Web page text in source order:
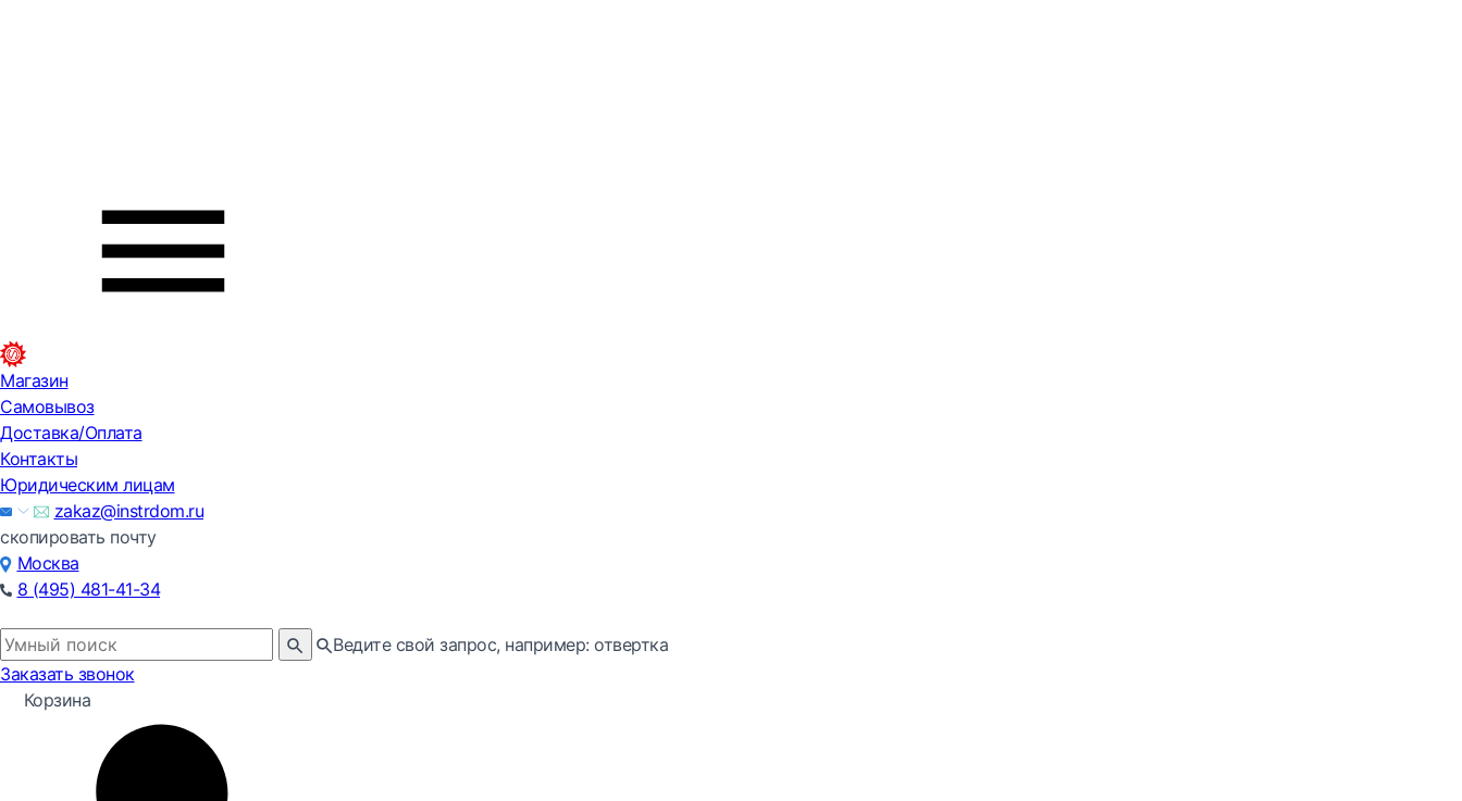
Магазин
Самовывоз
Доставка/Оплата
Контакты
Юридическим лицам
zakaz@instrdom.ru
скопировать почту
Москва
8 (495) 481-41-34
Ведите свой запрос, например: отвертка
Заказать звонок
Корзина